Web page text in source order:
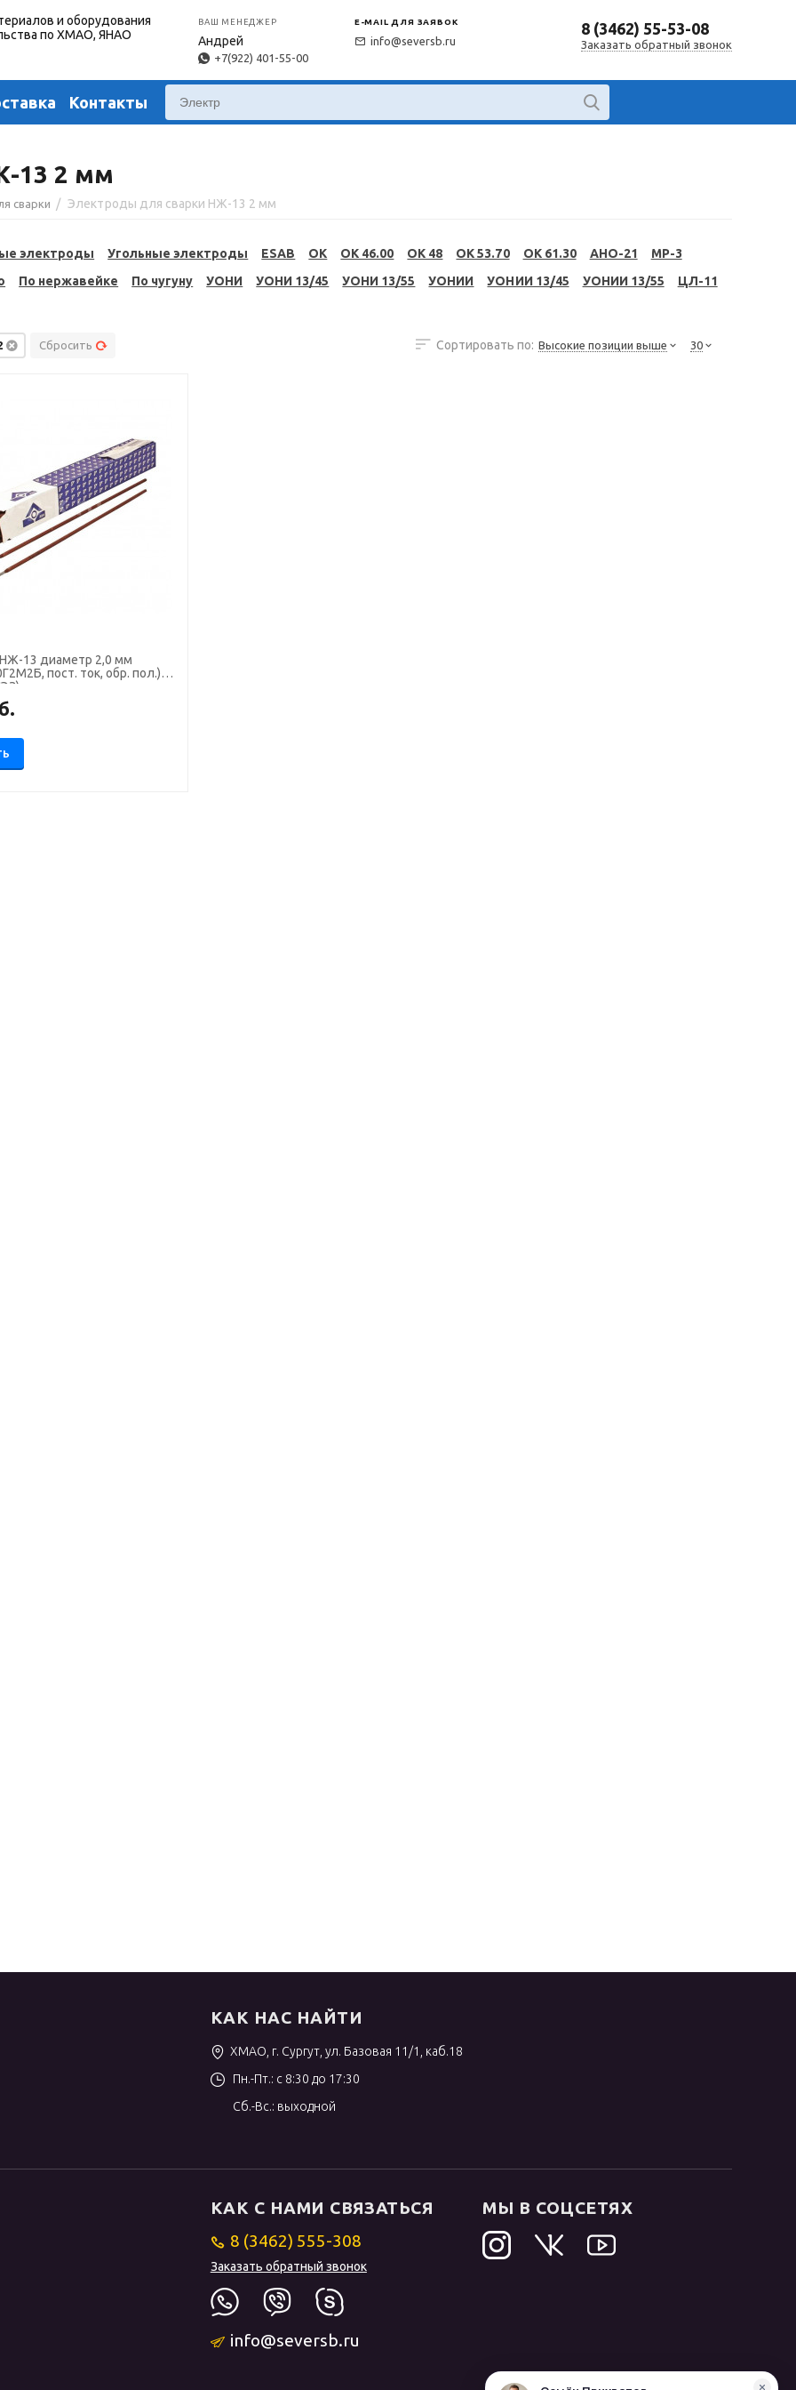
и оборудования
по ХМАО, ЯНАО
ВАШ МЕНЕДЖЕР
Андрей
+7(922) 401-55-00
E-MAIL ДЛЯ ЗАЯВОК
info@seversb.ru
8 (3462) 55-53-08
Заказать обратный звонок
Контакты
13 2 мм
сварки / Электроды для сварки НЖ-13 2 мм
электроды Угольные электроды ESAB OK OK 46.00 OK 48 OK 53.70 OK 61.30 АНО-21
МР-3
По нержавейке По чугуну УОНИ УОНИ 13/45 УОНИ 13/55 УОНИИ УОНИИ 13/45 УОНИИ 13/55
ЦЛ-11
Сбросить Сортировать по: Высокие позиции выше 30
13 диаметр 2,0 мм
пост. ток, обр. пол.)
КАК НАС НАЙТИ
ХМАО, г. Сургут, ул. Базовая 11/1, каб.18
Пн.-Пт.: с 8:30 до 17:30
Сб.-Вс.: выходной
КАК С НАМИ СВЯЗАТЬСЯ
8 (3462) 555-308
Заказать обратный звонок
info@seversb.ru
МЫ В СОЦСЕТЯХ